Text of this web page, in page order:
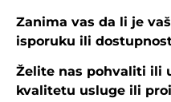
Zanima vas da li je
isporuku ili
Želite nas pohvaliti ili
kvalitetu usluge ili